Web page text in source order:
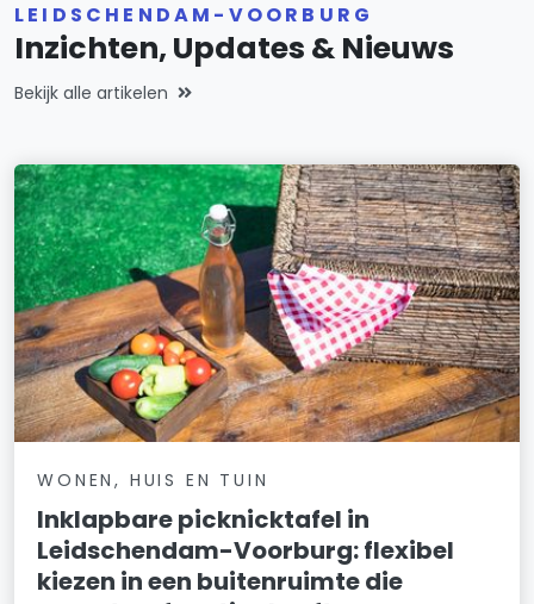
LEIDSCHENDAM-VOORBURG
Inzichten, Updates & Nieuws
Bekijk alle artikelen
WONEN, HUIS EN TUIN
Inklapbare picknicktafel in
Leidschendam-Voorburg: flexibel
kiezen in een buitenruimte die